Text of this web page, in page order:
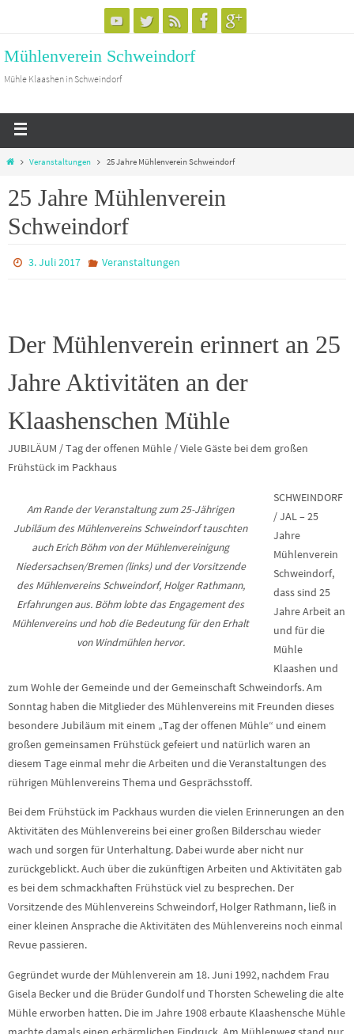
Mühlenverein Schweindorf
Mühle Klaashen in Schweindorf
Veranstaltungen 25 Jahre Mühlenverein Schweindorf
25 Jahre Mühlenverein
Schweindorf
3. Juli 2017 Veranstaltungen
Der Mühlenverein erinnert an 25
Jahre Aktivitäten an der
Klaashenschen Mühle
JUBILÄUM / Tag der offenen Mühle / Viele Gäste bei dem großen
Frühstück im Packhaus
Am Rande der Veranstaltung zum 25-Jährigen
Jubiläum des Mühlenvereins Schweindorf tauschten
auch Erich Böhm von der Mühlenvereinigung
Niedersachsen/Bremen (links) und der Vorsitzende
des Mühlenvereins Schweindorf, Holger Rathmann,
Erfahrungen aus. Böhm lobte das Engagement des
Mühlenvereins und hob die Bedeutung für den Erhalt
von Windmühlen hervor.
SCHWEINDORF
/ JAL – 25
Jahre
Mühlenverein
Schweindorf,
dass sind 25
Jahre Arbeit an
und für die
Mühle
Klaashen und
zum Wohle der Gemeinde und der Gemeinschaft Schweindorfs. Am
Sonntag haben die Mitglieder des Mühlenvereins mit Freunden dieses
besondere Jubiläum mit einem „Tag der offenen Mühle“ und einem
großen gemeinsamen Frühstück gefeiert und natürlich waren an
diesem Tage einmal mehr die Arbeiten und die Veranstaltungen des
rührigen Mühlenvereins Thema und Gesprächsstoff.
Bei dem Frühstück im Packhaus wurden die vielen Erinnerungen an den
Aktivitäten des Mühlenvereins bei einer großen Bilderschau wieder
wach und sorgen für Unterhaltung. Dabei wurde aber nicht nur
zurückgeblickt. Auch über die zukünftigen Arbeiten und Aktivitäten gab
es bei dem schmackhaften Frühstück viel zu besprechen. Der
Vorsitzende des Mühlenvereins Schweindorf, Holger Rathmann, ließ in
einer kleinen Ansprache die Aktivitäten des Mühlenvereins noch einmal
Revue passieren.
Gegründet wurde der Mühlenverein am 18. Juni 1992, nachdem Frau
Gisela Becker und die Brüder Gundolf und Thorsten Scheweling die alte
Mühle erworben hatten. Die im Jahre 1908 erbaute Klaashensche Mühle